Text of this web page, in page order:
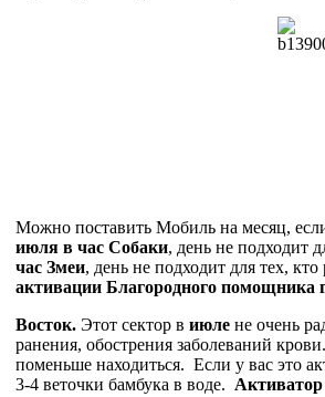
Можно поставить Мобиль на месяц,
июля в час Собаки, день не подходит
час Змеи, день не подходит для тех, кто
активации Благородного помощника
Восток. Этот сектор в июле не очень
ранения, обострения заболеваний
поменьше находиться. Если у вас это
3-4 веточки бамбука в воде.